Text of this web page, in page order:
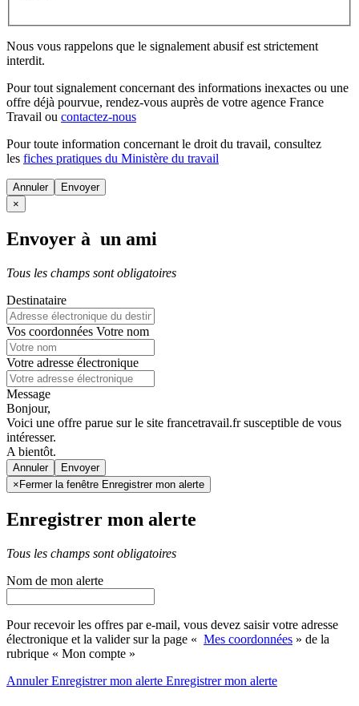
Nous vous rappelons que le signalement abusif est strictement
interdit.
Pour tout signalement concernant des informations inexactes ou une
offre déjà pourvue, rendez-vous auprès de votre agence France
Travail ou contactez-nous
Pour toute information concernant le droit du travail, consultez
les fiches pratiques du Ministère du travail
Annuler
×
Envoyer à un ami
Tous les champs sont obligatoires
Destinataire
Vos coordonnées Votre nom
Votre adresse électronique
Message
Bonjour,
Voici une offre parue sur le site francetravail.fr susceptible de vous
intéresser.
A bientôt.
Annuler
× Fermer la fenêtre Enregistrer mon alerte
Enregistrer mon alerte
Tous les champs sont obligatoires
Nom de mon alerte
Pour recevoir les offres par e-mail, vous devez saisir votre adresse
électronique et la valider sur la page « Mes coordonnées » de la
rubrique « Mon compte »
AnnulerEnregistrer mon alerte Enregistrermon alerte